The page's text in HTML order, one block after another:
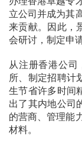
立公司并成为其
来贡献。因此，
会研讨，制定申
从注册香港公司
所、制定招聘计
生节省许多时间
出了其内地公司
的营商、管理能
材料。